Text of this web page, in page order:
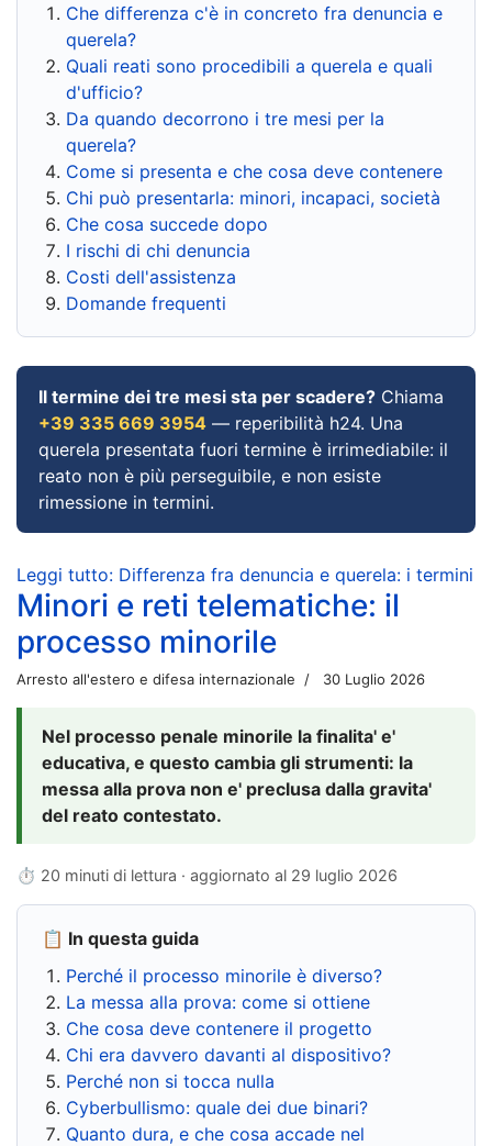
Che differenza c'è in concreto fra denuncia e
querela?
Quali reati sono procedibili a querela e quali
d'ufficio?
Da quando decorrono i tre mesi per la
querela?
Come si presenta e che cosa deve contenere
Chi può presentarla: minori, incapaci, società
Che cosa succede dopo
I rischi di chi denuncia
Costi dell'assistenza
Domande frequenti
Il termine dei tre mesi sta per scadere? Chiama
+39 335 669 3954 — reperibilità h24. Una
querela presentata fuori termine è irrimediabile: il
reato non è più perseguibile, e non esiste
rimessione in termini.
Leggi tutto: Differenza fra denuncia e querela: i termini
Minori e reti telematiche: il
processo minorile
Arresto all'estero e difesa internazionale 30 Luglio 2026
Nel processo penale minorile la finalita' e'
educativa, e questo cambia gli strumenti: la
messa alla prova non e' preclusa dalla gravita'
del reato contestato.
⏱ 20 minuti di lettura · aggiornato al 29 luglio 2026
📋 In questa guida
Perché il processo minorile è diverso?
La messa alla prova: come si ottiene
Che cosa deve contenere il progetto
Chi era davvero davanti al dispositivo?
Perché non si tocca nulla
Cyberbullismo: quale dei due binari?
Quanto dura, e che cosa accade nel